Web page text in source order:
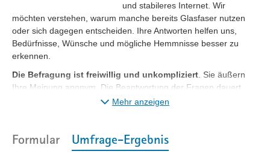
und stabileres Internet. Wir
möchten verstehen, warum manche bereits Glasfaser nutzen
oder sich dagegen entscheiden. Ihre Antworten helfen uns,
Bedürfnisse, Wünsche und mögliche Hemmnisse besser zu
erkennen.
Die Befragung ist freiwillig und unkompliziert . Sie äußern
Ihre Meinung anonym. Die Beantwortung der Fragen dauert
nicht länger als 10 Minuten.Mehr anzeigen
Formular Umfrage-Ergebnis